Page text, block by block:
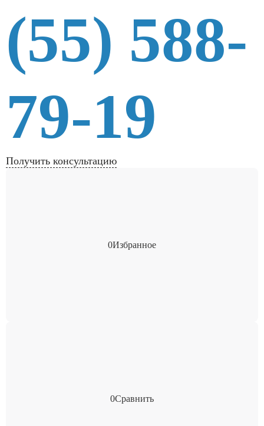
(55) 588-
79-19
Получить консультацию
0Избранное
0Сравнить